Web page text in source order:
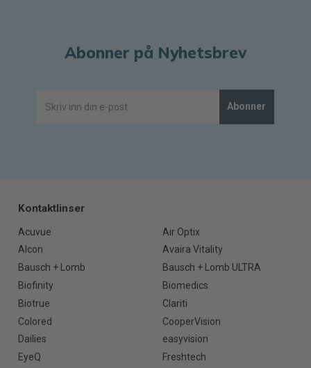
Abonner på Nyhetsbrev
Abonner
Kontaktlinser
Acuvue
Air Optix
Alcon
Avaira Vitality
Bausch + Lomb
Bausch + Lomb ULTRA
Biofinity
Biomedics
Biotrue
Clariti
Colored
CooperVision
Dailies
easyvision
EyeQ
Freshtech